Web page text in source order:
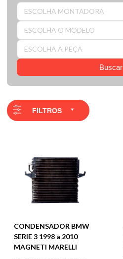
ESCOLHA MONTADORA
ESCOLHA O MODELO
ESCOLHA A PEÇA
Buscar
FILTROS
CONDENSADOR BMW
SERIE 3 1998 a 2010
MAGNETI MARELLI